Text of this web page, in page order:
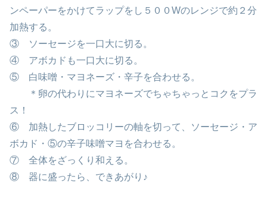
ンペーパーをかけてラップをし５００Wのレンジで約２分
加熱する。
③ ソーセージを一口大に切る。
④ アボカドも一口大に切る。
⑤ 白味噌・マヨネーズ・辛子を合わせる。
＊卵の代わりにマヨネーズでちゃちゃっとコクをプラ
ス！
⑥ 加熱したブロッコリーの軸を切って、ソーセージ・ア
ボカド・⑤の辛子味噌マヨを合わせる。
⑦ 全体をざっくり和える。
⑧ 器に盛ったら、できあがり♪